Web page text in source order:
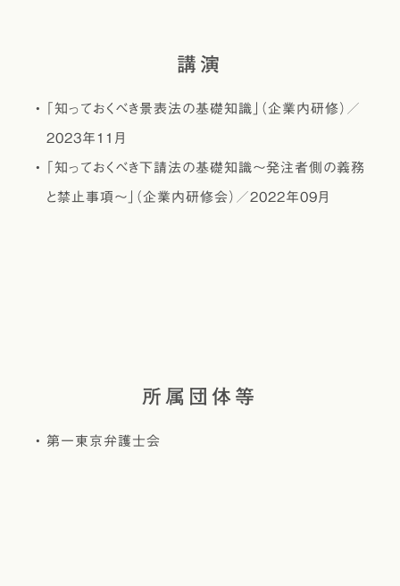
講演
｢知っておくべき景表法の基礎知識」（企業内研修）／
2023年11月
｢知っておくべき下請法の基礎知識～発注者側の義務
と禁止事項～」（企業内研修会）／2022年09月
所属団体等
第一東京弁護士会